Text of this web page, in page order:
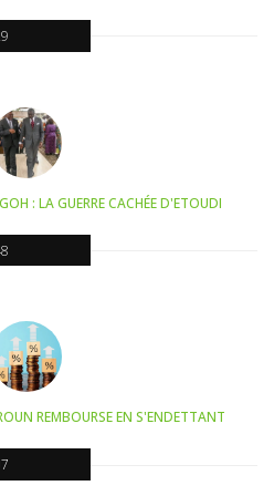
: LA GUERRE CACHÉE D'ETOUDI
REMBOURSE EN S'ENDETTANT